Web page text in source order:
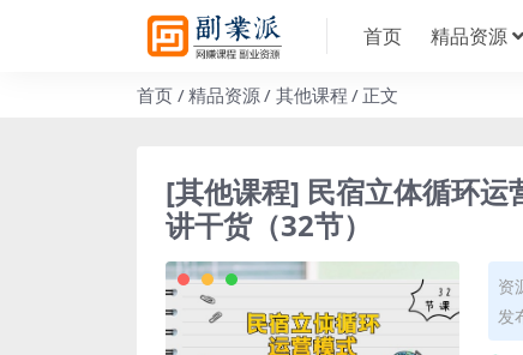
首页 精品资源
首页 精品资源 其他课程 正文
[其他课程] 民宿立体循环运
讲干货（32节）
资
发